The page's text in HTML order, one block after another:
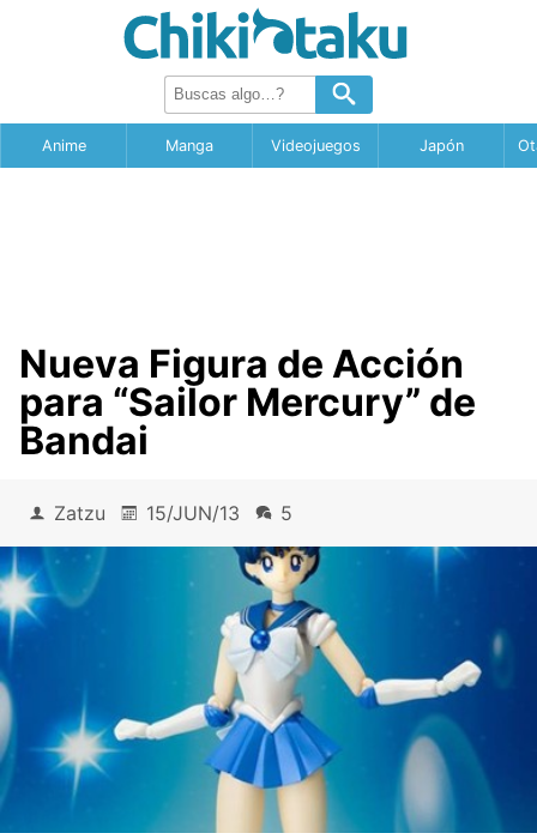
Anime Manga Videojuegos Japón
Nueva Figura de Acción
para “Sailor Mercury” de
Bandai
Zatzu 15/JUN/13 5